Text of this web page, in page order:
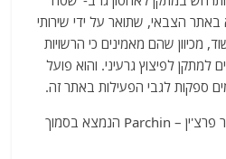
באתר הצבאי, שתואר על ידי שירותי
מכיוון שהם מאמינים כי הרשויות
למתקן לפיצוץ גרעיני. והוא פועל
ספקות לגבי הפעילות באתר זה.
מהם הפרטים שידועים על אתר פרצ'ין – Parchin הנמצא בסמוך